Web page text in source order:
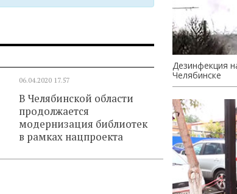
06.04.2020 17.57
В Челябинской области
продолжается
модернизация библиотек
в рамках нацпроекта
Дезинфекция
Челябинске